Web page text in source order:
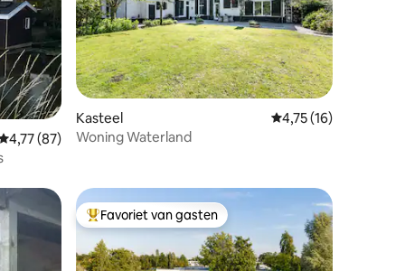
beoordeling van 4,77 op 5, 87 recensies
4,77 (87)
Kasteel Gemiddelde
4,75 (16)
Woning Waterland
Topfavoriet van gasten
Favoriet van gasten